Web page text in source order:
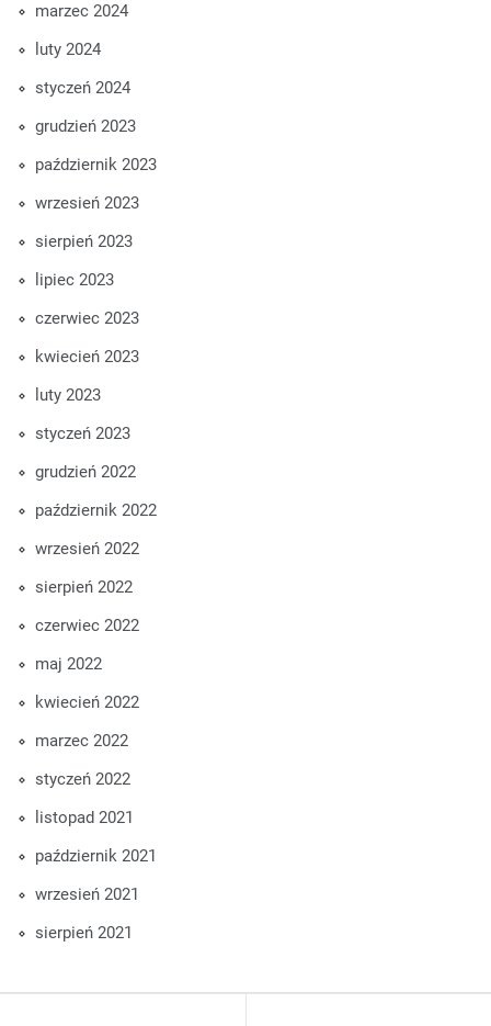
marzec 2024
luty 2024
styczeń 2024
grudzień 2023
październik 2023
wrzesień 2023
sierpień 2023
lipiec 2023
czerwiec 2023
kwiecień 2023
luty 2023
styczeń 2023
grudzień 2022
październik 2022
wrzesień 2022
sierpień 2022
czerwiec 2022
maj 2022
kwiecień 2022
marzec 2022
styczeń 2022
listopad 2021
październik 2021
wrzesień 2021
sierpień 2021